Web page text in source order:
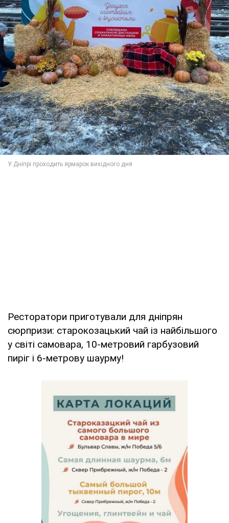
Ресторатори приготували для дніпрян
сюрпризи: старокозацький чай із найбільшого
у світі самовара, 10-метровий гарбузовий
пиріг і 6-метрову шаурму!